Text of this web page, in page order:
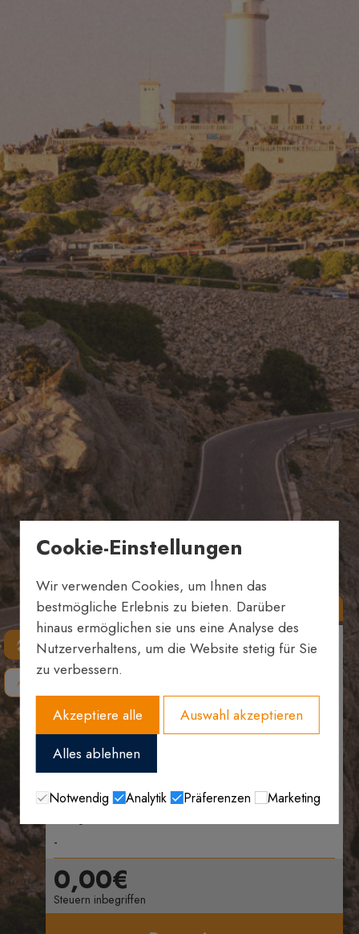
Hin-und Rückfahrt
Herkunft
Bestimmung
Termine
0,00€
Steuern inbegriffen
Cookie-Einstellungen
Wir verwenden Cookies, um Ihnen das
bestmögliche Erlebnis zu bieten. Darüber
hinaus ermöglichen sie uns eine Analyse des
Nutzerverhaltens, um die Website stetig für Sie
zu verbessern.
Akzeptiere alle
Auswahl akzeptieren
Alles ablehnen
Notwendig Analytik Präferenzen Marketing